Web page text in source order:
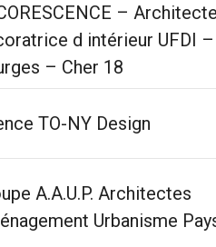
– Architecte
d intérieur UFDI –
– Cher 18
TO-NY Design
A.A.U.P. Architectes
Urbanisme